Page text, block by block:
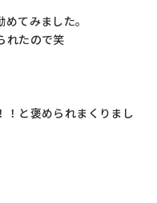
てみました。
れたので笑
！と褒められまくりまし